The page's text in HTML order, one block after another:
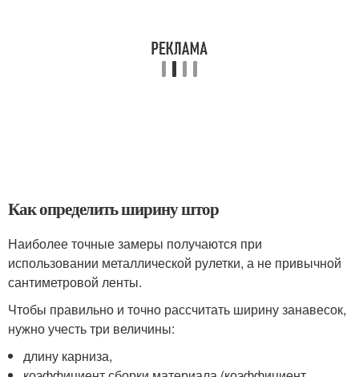
Как определить ширину штор
Наиболее точные замеры получаются при
использовании металлической рулетки, а не привычной
сантиметровой ленты.
Чтобы правильно и точно рассчитать ширину занавесок,
нужно учесть три величины:
длину карниза,